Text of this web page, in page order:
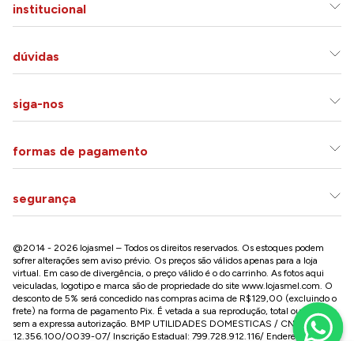
institucional
dúvidas
siga-nos
formas de pagamento
segurança
@2014 - 2026 lojasmel – Todos os direitos reservados. Os estoques podem
sofrer alterações sem aviso prévio. Os preços são válidos apenas para a loja
virtual. Em caso de divergência, o preço válido é o do carrinho. As fotos aqui
veiculadas, logotipo e marca são de propriedade do site www.lojasmel.com. O
desconto de 5% será concedido nas compras acima de R$129,00 (excluindo o
frete) na forma de pagamento Pix. É vetada a sua reprodução, total ou parcial,
sem a expressa autorização. BMP UTILIDADES DOMESTICAS / CNPJ:
12.356.100/0039-07/ Inscrição Estadual: 799.728.912.116/ Endereço: R José